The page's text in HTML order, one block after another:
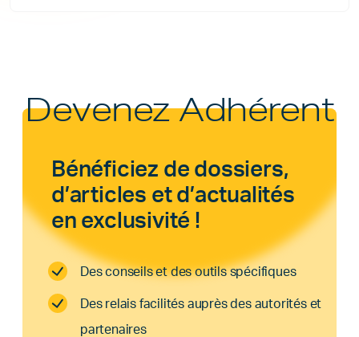
Devenez Adhérent
Bénéficiez de dossiers,
d’articles et d’actualités
en exclusivité !
Des conseils et des outils spécifiques
Des relais facilités auprès des autorités et
partenaires